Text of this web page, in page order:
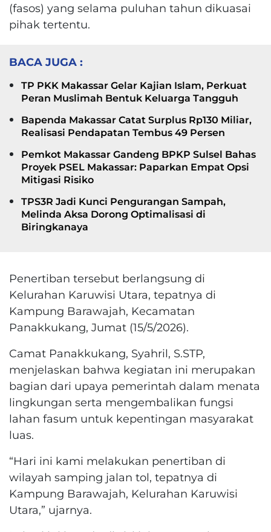
(fasos) yang selama puluhan tahun dikuasai
pihak tertentu.
BACA JUGA :
TP PKK Makassar Gelar Kajian Islam, Perkuat
Peran Muslimah Bentuk Keluarga Tangguh
Bapenda Makassar Catat Surplus Rp130 Miliar,
Realisasi Pendapatan Tembus 49 Persen
Pemkot Makassar Gandeng BPKP Sulsel Bahas
Proyek PSEL Makassar: Paparkan Empat Opsi
Mitigasi Risiko
TPS3R Jadi Kunci Pengurangan Sampah,
Melinda Aksa Dorong Optimalisasi di
Biringkanaya
Penertiban tersebut berlangsung di
Kelurahan Karuwisi Utara, tepatnya di
Kampung Barawajah, Kecamatan
Panakkukang, Jumat (15/5/2026).
Camat Panakkukang, Syahril, S.STP,
menjelaskan bahwa kegiatan ini merupakan
bagian dari upaya pemerintah dalam menata
lingkungan serta mengembalikan fungsi
lahan fasum untuk kepentingan masyarakat
luas.
“Hari ini kami melakukan penertiban di
wilayah samping jalan tol, tepatnya di
Kampung Barawajah, Kelurahan Karuwisi
Utara,” ujarnya.